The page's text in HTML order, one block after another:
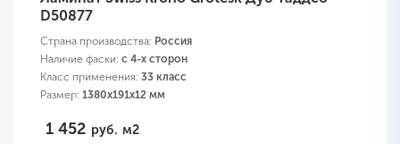
D50877
Страна производства: Россия
Наличие фаски: с 4-х сторон
Класс применения: 33 класс
Размер: 1380х191х12 мм
1 452 руб. м2